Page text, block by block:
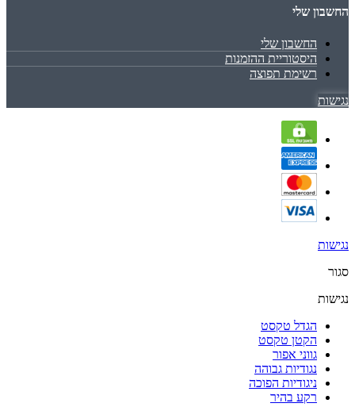
החשבון שלי
החשבון שלי
היסטוריית ההזמנות
רשימת תפוצה
נגישות
נגישות
סגור
נגישות
הגדל טקסט
הקטן טקסט
גווני אפור
נגודיות גבוהה
ניגודיות הפוכה
רקע בהיר